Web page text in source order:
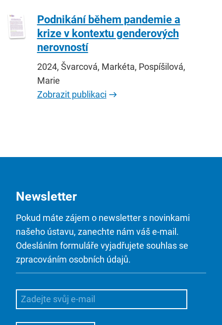
Podnikání během pandemie a
krize v kontextu genderových
nerovností
2024, Švarcová, Markéta, Pospíšilová,
Marie
Zobrazit publikaci
Newsletter
Pokud máte zájem o newsletter s novinkami
našeho ústavu, zanechte nám váš e-mail.
Odesláním formuláře vyjadřujete souhlas se
zpracováním osobních údajů.